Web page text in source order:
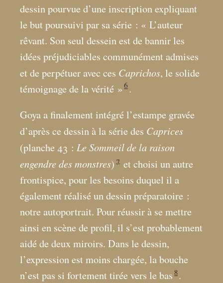
dessin pourvue d’une inscription expliquant
le but poursuivi par sa série : « L’auteur
rêvant. Son seul dessein est de bannir les
idées préjudiciables communément admises
et de perpétuer avec ces Caprichos, le solide
témoignage de la vérité » 6 .
Goya a finalement intégré l’estampe gravée
d’après ce dessin à la série des Caprices
(planche 43 : Le Sommeil de la raison
engendre des monstres) 7 et choisi un autre
frontispice, pour les besoins duquel il a
également réalisé un dessin préparatoire :
notre autoportrait. Pour réussir à se mettre
ainsi en scène de profil, il s’est probablement
aidé de deux miroirs. Dans le dessin,
l’expression est moins chargée, la bouche
n’est pas si fortement tirée vers le bas 8.